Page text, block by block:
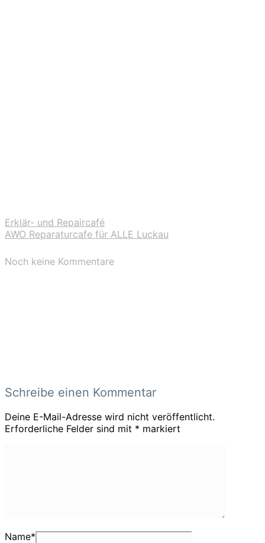
Erklär- und Repaircafé
AWO Reparaturcafe für ALLE Luckau
Noch keine Kommentare
Schreibe einen Kommentar
Deine E-Mail-Adresse wird nicht veröffentlicht.
Erforderliche Felder sind mit * markiert
Name*